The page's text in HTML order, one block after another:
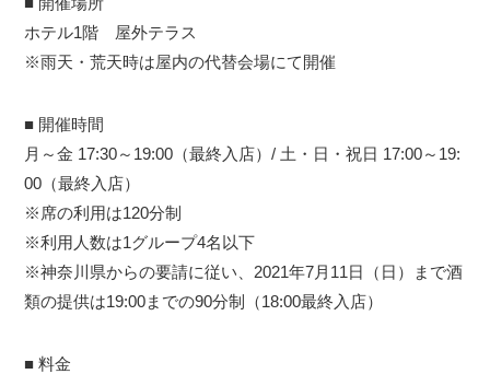
ホテル1階 屋外テラス
※雨天・荒天時は屋内の代替会場にて開催
■ 開催時間
月～金 17:30～19:00（最終入店）/ 土・日・祝日 17:00～19:
00（最終入店）
※席の利用は120分制
※利用人数は1グループ4名以下
※神奈川県からの要請に従い、2021年7月11日（日）まで酒
類の提供は19:00までの90分制（18:00最終入店）
■ 料金